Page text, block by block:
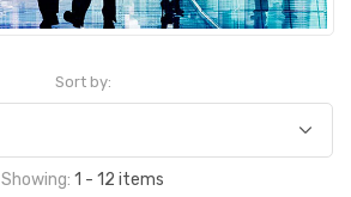
Sort by:
Showing: 1 - 12 items